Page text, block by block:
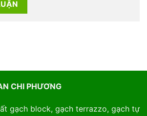
CHI PHƯƠNG
gạch block, gạch terrazzo, gạch tự